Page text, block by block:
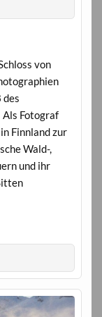
von
des
Fotograf
Finnland zur
Wald-,
und ihr